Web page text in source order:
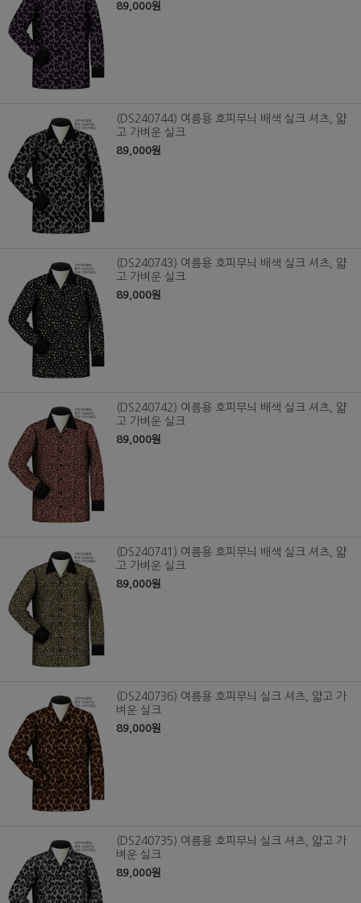
89,000원
(DS240744) 여름용 호피무늬 배색 실크 셔츠, 얇
고 가벼운 실크
89,000원
(DS240743) 여름용 호피무늬 배색 실크 셔츠, 얇
고 가벼운 실크
89,000원
(DS240742) 여름용 호피무늬 배색 실크 셔츠, 얇
고 가벼운 실크
89,000원
(DS240741) 여름용 호피무늬 배색 실크 셔츠, 얇
고 가벼운 실크
89,000원
(DS240736) 여름용 호피무늬 실크 셔츠, 얇고 가
벼운 실크
89,000원
(DS240735) 여름용 호피무늬 실크 셔츠, 얇고 가
벼운 실크
89,000원